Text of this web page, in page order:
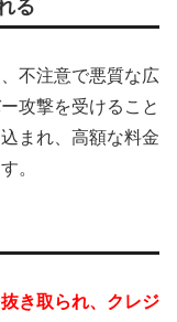
る
不注意で悪質な広
攻撃を受けること
まれ、高額な料金
。
き取られ、クレジ